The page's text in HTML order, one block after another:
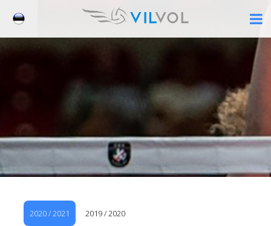
2020 / 2021 2019 / 2020